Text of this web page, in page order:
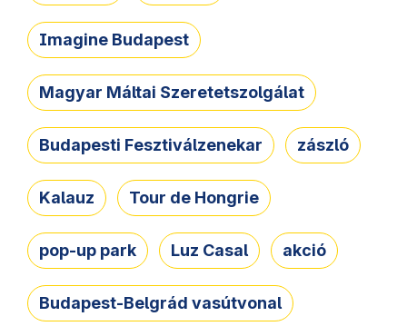
Imagine Budapest
Magyar Máltai Szeretetszolgálat
Budapesti Fesztiválzenekar zászló
Kalauz Tour de Hongrie
pop-up park Luz Casal akció
Budapest-Belgrád vasútvonal